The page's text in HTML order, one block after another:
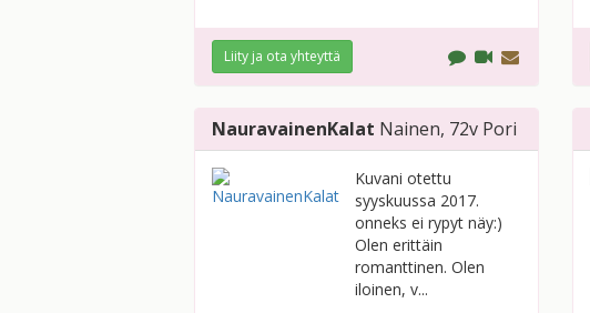
Liity ja ota yhteyttä
NauravainenKalat Nainen, 72v Pori
Kuvani otettu
syyskuussa 2017.
onneks ei rypyt näy:)
Olen erittäin
romanttinen. Olen
iloinen, v...